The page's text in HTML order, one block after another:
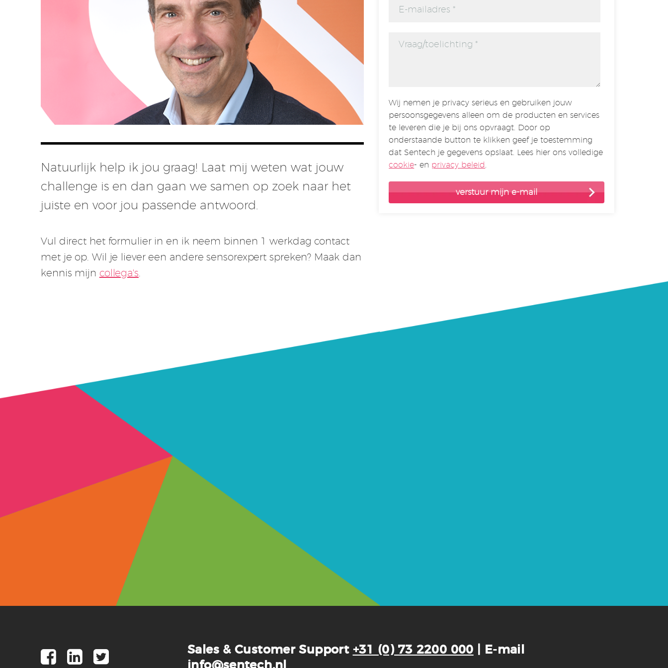
Natuurlijk help ik jou graag! Laat mij weten wat jouw
challenge is en dan gaan we samen op zoek naar het
juiste en voor jou passende antwoord.
Vul direct het formulier in en ik neem binnen 1 werkdag contact
met je op. Wil je liever een andere sensorexpert spreken? Maak dan
kennis mijn collega's.
Wij nemen je privacy serieus en gebruiken jouw
persoonsgegevens alleen om de producten en services
te leveren die je bij ons opvraagt. Door op
onderstaande button te klikken geef je toestemming
dat Sentech je gegevens opslaat. Lees hier ons volledige
cookie- en privacy beleid
Sales & Customer Support +31 (0) 73 2200 000 | E-mail
info@sentech.nl